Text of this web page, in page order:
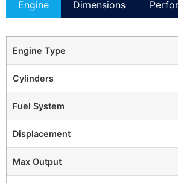
Engine Dimensions
Engine Type
Cylinders
Fuel System
Displacement
Max Output